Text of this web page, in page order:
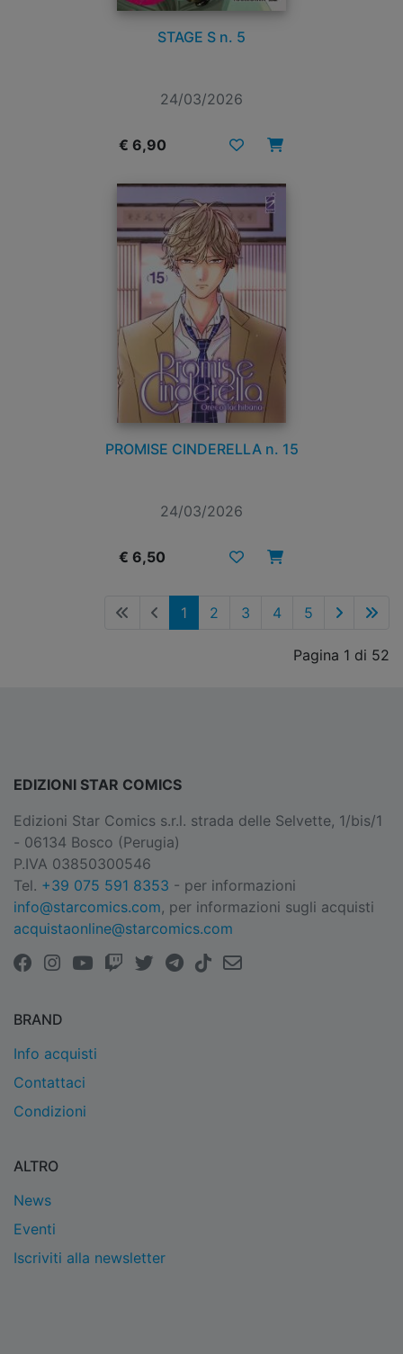
STAGE S n. 5
24/03/2026
€ 6,90
PROMISE CINDERELLA n. 15
24/03/2026
€ 6,50
1 2 3 4 5
Pagina 1 di 52
EDIZIONI STAR COMICS
Edizioni Star Comics s.r.l. strada delle Selvette, 1/bis/1
- 06134 Bosco (Perugia)
P.IVA 03850300546
Tel. +39 075 591 8353 - per informazioni
info@starcomics.com, per informazioni sugli acquisti
acquistaonline@starcomics.com
BRAND
Info acquisti
Contattaci
Condizioni
ALTRO
News
Eventi
Iscriviti alla newsletter